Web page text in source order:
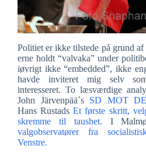
Politiet er ikke tilstede på grund af
erne holdt “valvaka” under
iøvrigt ikke “embedded”, ikke
havde inviteret mig selv
interesseret. To læsværdige
John Järvenpää´s SD MOT
Hans RustadsEt første skritt,
skremme til taushet. I
valgobservatører fra
Venstre.